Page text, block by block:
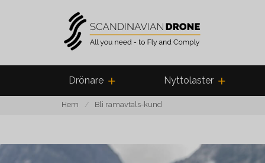
Drönare Nyttolaster
Hem Bli ramavtals-kund